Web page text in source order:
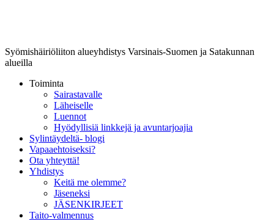
Syömishäiriöliiton alueyhdistys Varsinais-Suomen ja Satakunnan
alueilla
Toiminta
Sairastavalle
Läheiselle
Luennot
Hyödyllisiä linkkejä ja avuntarjoajia
Sylintäydeltä- blogi
Vapaaehtoiseksi?
Ota yhteyttä!
Yhdistys
Keitä me olemme?
Jäseneksi
JÄSENKIRJEET
Taito-valmennus